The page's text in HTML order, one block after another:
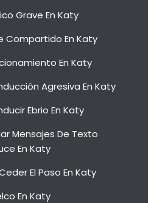
Grave En Katy
Compartido En Katy
En Katy
Agresiva En Katy
Ebrio En Katy
Mensajes De Texto
En Katy
El Paso En Katy
En Katy